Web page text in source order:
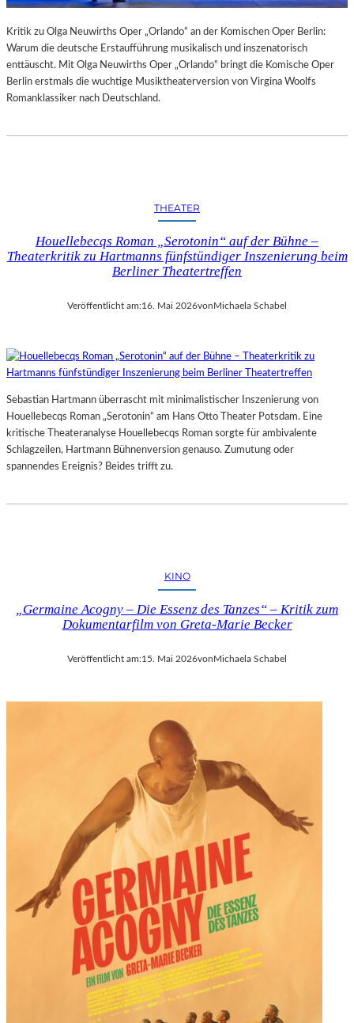
Kritik zu Olga Neuwirths Oper „Orlando“ an der Komischen Oper Berlin:
Warum die deutsche Erstaufführung musikalisch und inszenatorisch
enttäuscht. Mit Olga Neuwirths Oper „Orlando“ bringt die Komische Oper
Berlin erstmals die wuchtige Musiktheaterversion von Virgina Woolfs
Romanklassiker nach Deutschland.
THEATER
Houellebecqs Roman „Serotonin“ auf der Bühne –
Theaterkritik zu Hartmanns fünfstündiger Inszenierung beim
Berliner Theatertreffen
Veröffentlicht am:16. Mai 2026vonMichaela Schabel
Sebastian Hartmann überrascht mit minimalistischer Inszenierung von
Houellebecqs Roman „Serotonin“ am Hans Otto Theater Potsdam. Eine
kritische Theateranalyse Houellebecqs Roman sorgte für ambivalente
Schlagzeilen, Hartmann Bühnenversion genauso. Zumutung oder
spannendes Ereignis? Beides trifft zu.
KINO
„Germaine Acogny – Die Essenz des Tanzes“ – Kritik zum
Dokumentarfilm von Greta-Marie Becker
Veröffentlicht am:15. Mai 2026von Michaela Schabel